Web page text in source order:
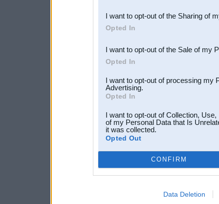
Downstream Participants
third parties.
I want to opt-out of the Sharing of
Opted In
I want to opt-out of the Sale of my
Opted In
I want to opt-out of processing my
Advertising.
Opted In
I want to opt-out of Collection,
of my Personal Data that Is
it was collected.
Opted Out
CONFIRM
Data Deletion